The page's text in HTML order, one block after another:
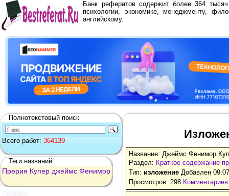
Банк рефератов содержит более 364
психологии, экономике, менеджменту,
английскому.
Полнотекстовый поиск
Всего работ: 364139
Теги названий
Прерия Купер джеймс Фенимор
Название: Джеймс Фенимор
Раздел: Краткое содержание
Тип: изложение Добавлен
Просмотров: 298